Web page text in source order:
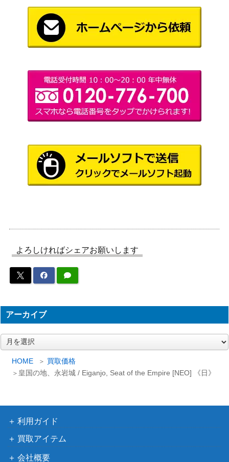
HOME
買取価格
皇国の地、永岩城 / Eiganjo, Seat of the Empire [NEO] 《日》
敵対するもの、オブ・ニクシリス / Ob
Nixilis, the Adversary ボーダーレス [S
NC-BF]《日》
Wizards
（ニューカ
ペナの街
角）
（テーロ
ス）
700
レンと六番/Wrenn and Six[MH1]
《日》
Wizards
（モダンホ
[Foil] 未認可霊柩車 / Unlicensed Hear
se 拡張アート [SNC-BF]《日》
Wizards
（ニューカ
ペナの街
retaker：ホロウヘンジの猟匠/Hollowh
enge Huntmaster[VOW]《日》
R】《日》
（アヴァシ
思考囲い/Thoughtseize[THS] 《日》
Wizards
[Foil] 倍増の季節/Doubling Seasonフ
ラクチャー・Foil[FND-BF]《日》
ズ・オブ・
40,000
よろしければシェアお願いします
アーカイブ
ー
利用ガイド
買取アイテム
会社概要